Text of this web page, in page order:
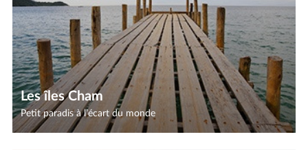
Les îles Cham
Petit paradis à l’écart du monde